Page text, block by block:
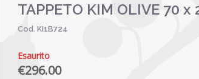
TAPPETO KIM OLIVE 70 x
Cod. KI1B724
Esaurito
€296.00